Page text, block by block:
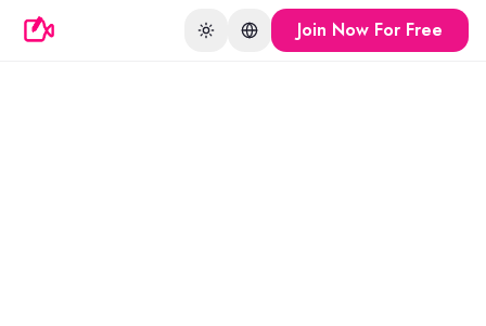
Toggle theme
Change language
Join Now For Free